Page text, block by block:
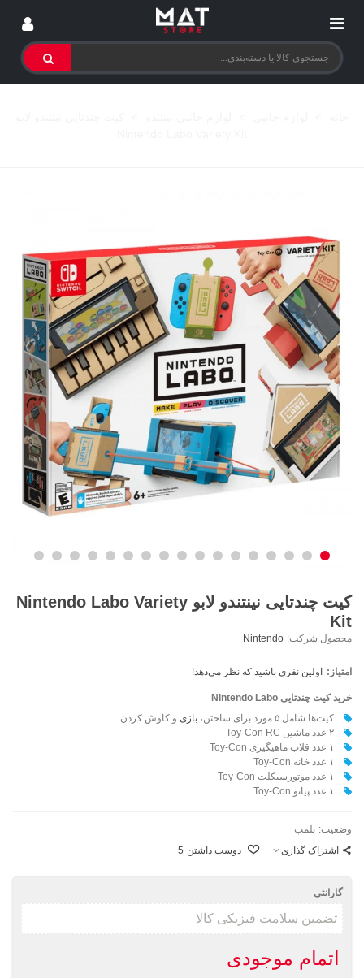
کیت چندتایی نینتندو لابو Nintendo Labo Variety
Kit
محصول شرکت: Nintendo
امتیاز: اولین نفری باشید که نظر می‌دهد!
خرید کیت چندتایی Nintendo Labo
کیت‌ها شامل ۵ مورد برای ساختن،
بازی و کاوش کردن
۲ عدد ماشین Toy-Con RC
۱ عدد قلاب ماهیگیری Toy-Con
۱ عدد خانه Toy-Con
۱ عدد موتورسیکلت Toy-Con
۱ عدد پیانو Toy-Con
وضعیت: پلمپ
اشتراک گذاری
دوست داشتن 5
گارانتی
اتمام موجودی